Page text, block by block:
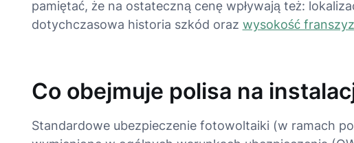
pamiętać, że na ostateczną cenę wpływają też:
dotychczasowa historia szkód oraz wysokość
Co obejmuje polisa na
Standardowe ubezpieczenie fotowoltaiki (w ramach